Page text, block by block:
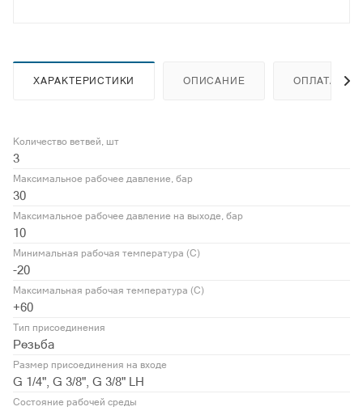
ХАРАКТЕРИСТИКИ ОПИСАНИЕ ОПЛАТА
Количество ветвей, шт
3
Максимальное рабочее давление, бар
30
Максимальное рабочее давление на выходе, бар
10
Минимальная рабочая температура (С)
-20
Максимальная рабочая температура (С)
+60
Тип присоединения
Резьба
Размер присоединения на входе
G 1/4", G 3/8", G 3/8" LH
Состояние рабочей среды